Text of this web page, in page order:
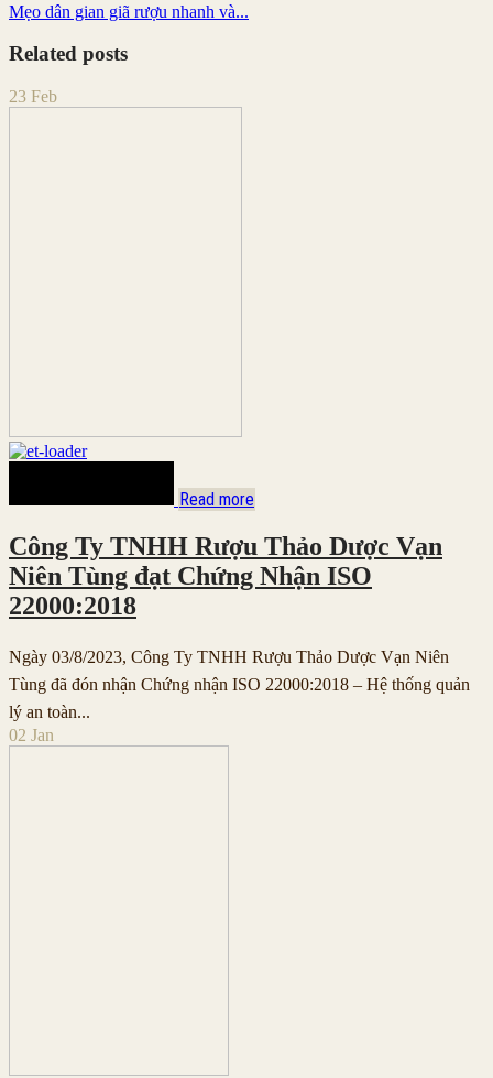
Mẹo dân gian giã rượu nhanh và...
Related posts
23 Feb
Read more
Công Ty TNHH Rượu Thảo Dược Vạn
Niên Tùng đạt Chứng Nhận ISO
22000:2018
Ngày 03/8/2023, Công Ty TNHH Rượu Thảo Dược Vạn Niên
Tùng đã đón nhận Chứng nhận ISO 22000:2018 – Hệ thống quản
lý an toàn...
02 Jan